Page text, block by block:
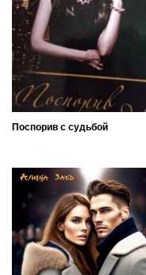
Поспорив с судьбой